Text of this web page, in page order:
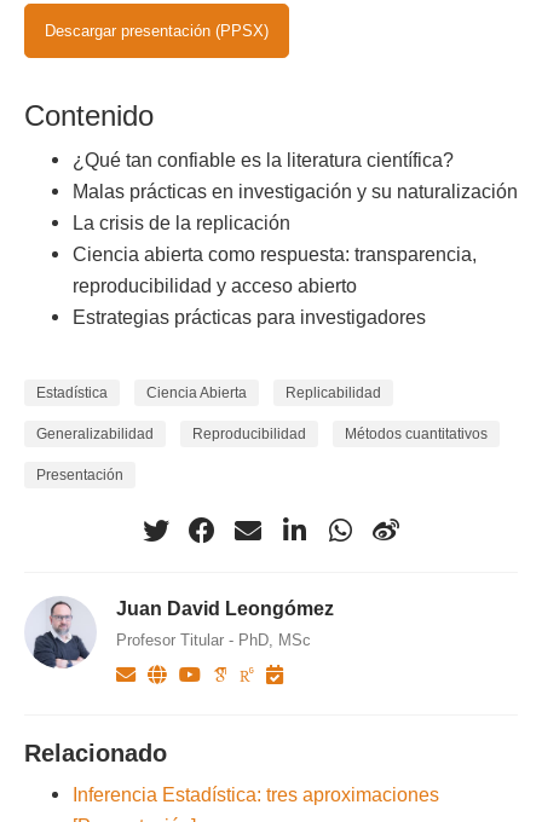
Descargar presentación (PPSX)
Contenido
¿Qué tan confiable es la literatura científica?
Malas prácticas en investigación y su naturalización
La crisis de la replicación
Ciencia abierta como respuesta: transparencia,
reproducibilidad y acceso abierto
Estrategias prácticas para investigadores
Estadística Ciencia Abierta Replicabilidad
Generalizabilidad Reproducibilidad Métodos cuantitativos
Presentación
Juan David Leongómez
Profesor Titular - PhD, MSc
Relacionado
Inferencia Estadística: tres aproximaciones